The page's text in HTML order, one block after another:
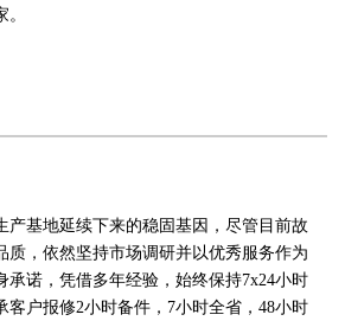
产基地延续下来的稳固基因，尽管目前故
质，依然坚持市场调研并以优秀服务作为
承诺，凭借多年经验，始终保持7x24小时
客户报修2小时备件，7小时全省，48小时